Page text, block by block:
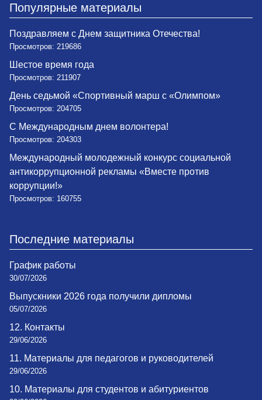
Популярные материалы
Поздравляем с Днем защитника Отечества!
Просмотров: 219686
Шестое время года
Просмотров: 211907
День седьмой «Спортивный марш с «Олимпом»
Просмотров: 204705
С Международным днем волонтера!
Просмотров: 204303
Международный молодежный конкурс социальной
антикоррупционной рекламы «Вместе против
коррупции!»
Просмотров: 160755
Последние материалы
График работы
30/07/2026
Выпускники 2026 года получили дипломы
05/07/2026
12. Контакты
29/06/2026
11. Материалы для педагогов и руководителей
29/06/2026
10. Материалы для студентов и абитуриентов